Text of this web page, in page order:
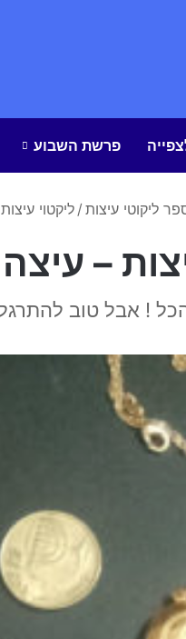
פרשת השבוע
ליקוטי עיצות / ליקטוי
– עיצה
! אבל טוב